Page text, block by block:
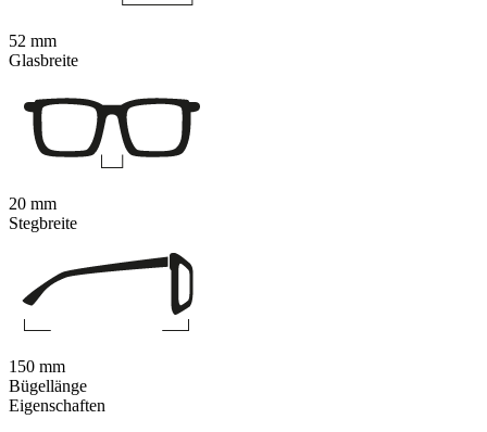
Eigenschaften
52 mm
Glasbreite
20 mm
Stegbreite
150 mm
Bügellänge